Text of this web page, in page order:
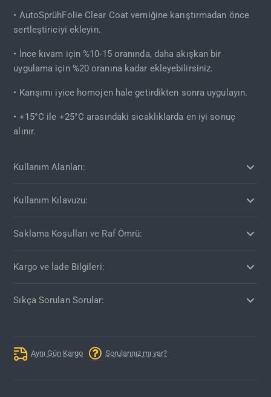
• AutoSprühFolie Clear Coat verniğine karıştırmadan önce
sertleştiriciyi ekleyin.
• İnce kıvam için %10-15 oranında, daha akışkan bir
uygulama için %20 oranına kadar ekleyebilirsiniz.
• Karışımı iyice homojen hale getirdikten sonra uygulayın.
• +15°C ile +25°C arasındaki sıcaklıklarda en iyi sonuç
alınır.
Kullanım Alanları:
Kullanım Kılavuzu:
Saklama Koşulları ve Raf Ömrü:
Kargo ve İade Bilgileri:
Sıkça Sorulan Sorular:
Aynı Gün Kargo Sorularınız mı var?